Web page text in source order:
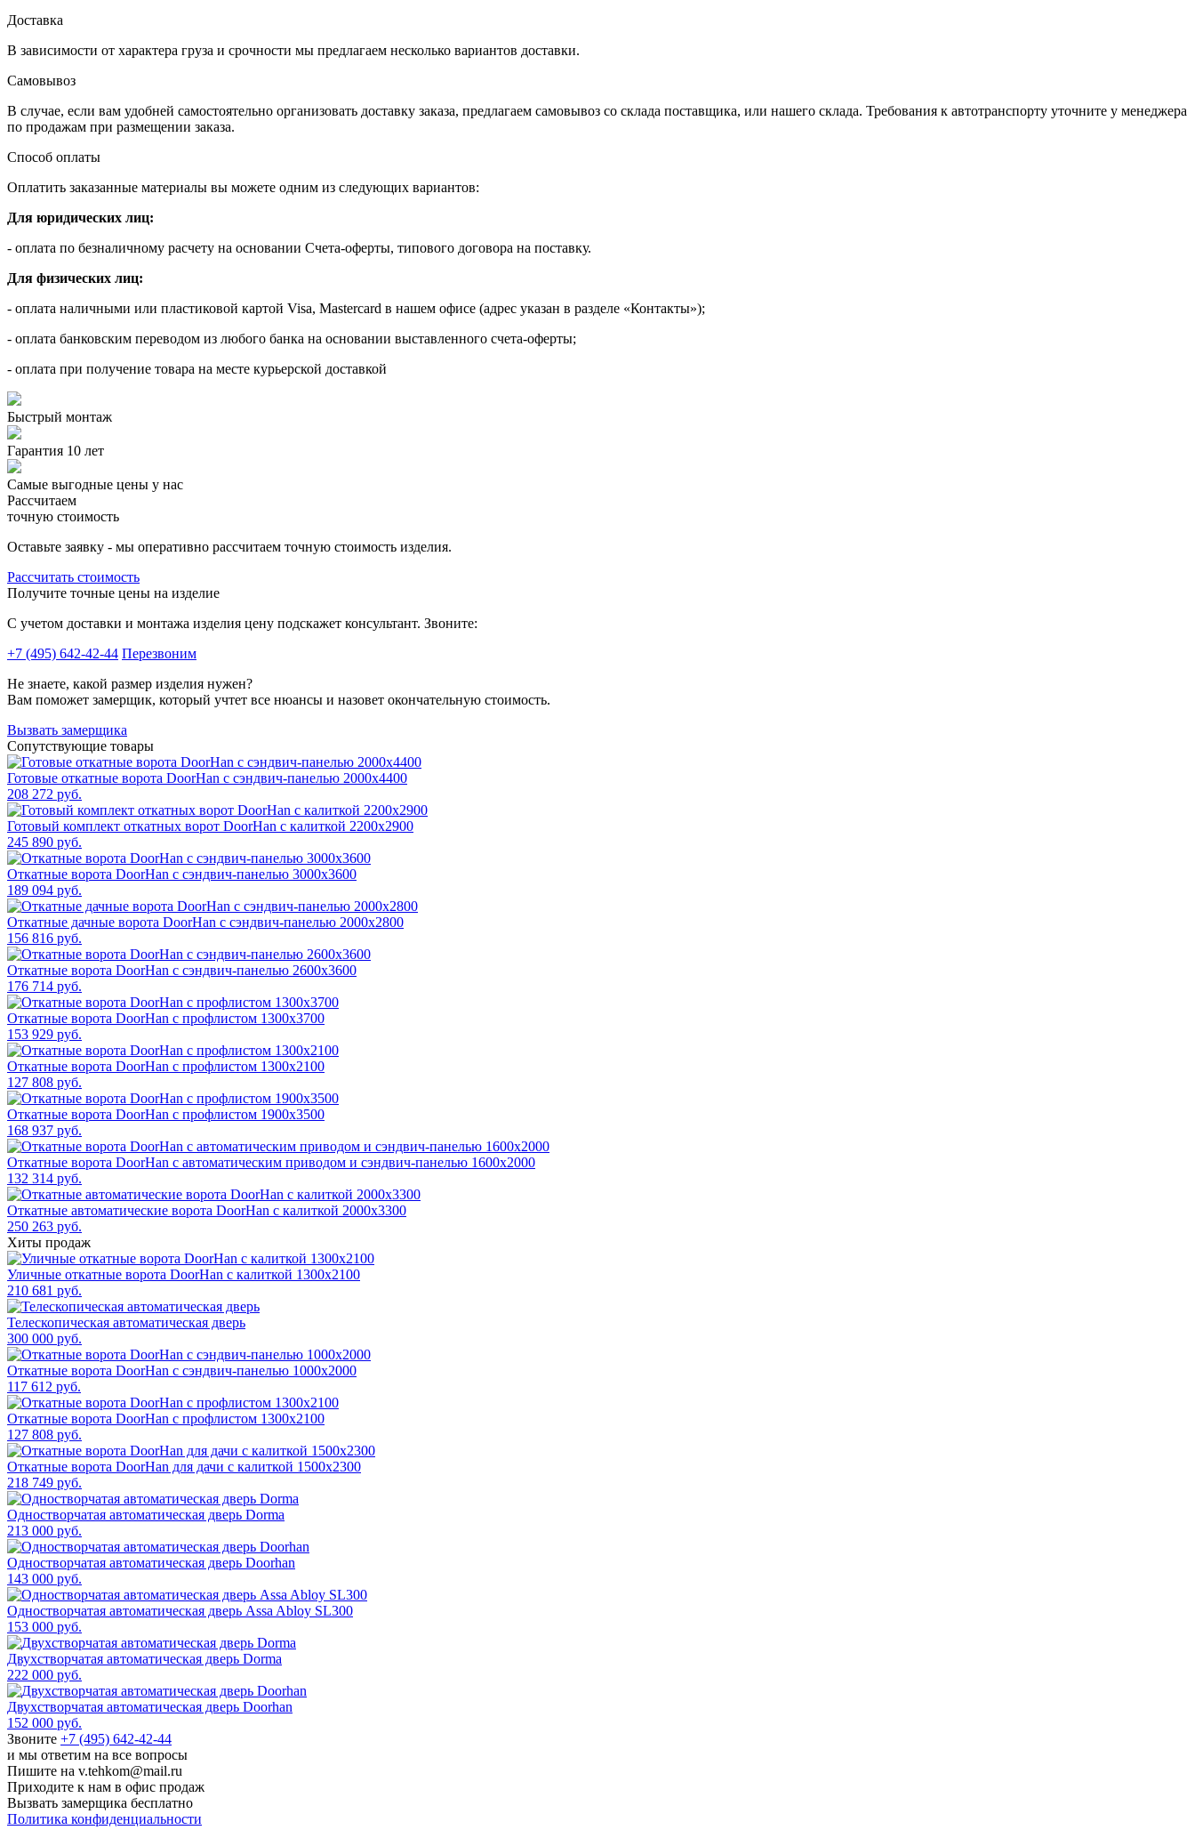
Доставка
В зависимости от характера груза и срочности мы предлагаем несколько вариантов доставки.
Самовывоз
В случае, если вам удобней самостоятельно организовать доставку заказа, предлагаем самовывоз со склада поставщика, или нашего склада. Требования к автотранспорту уточните у менеджера
по продажам при размещении заказа.
Способ оплаты
Оплатить заказанные материалы вы можете одним из следующих вариантов:
Для юридических лиц:
- оплата по безналичному расчету на основании Счета-оферты, типового договора на поставку.
Для физических лиц:
- оплата наличными или пластиковой картой Visa, Mastercard в нашем офисе (адрес указан в разделе «Контакты»);
- оплата банковским переводом из любого банка на основании выставленного счета-оферты;
- оплата при получение товара на месте курьерской доставкой
Быстрый монтаж
Гарантия 10 лет
Самые выгодные цены у нас
Рассчитаем
точную стоимость
Оставьте заявку - мы оперативно рассчитаем точную стоимость изделия.
Рассчитать стоимость
Получите точные цены на изделие
C учетом доставки и монтажа изделия цену подскажет консультант. Звоните:
+7 (495) 642-42-44 Перезвоним
Не знаете, какой размер изделия нужен?
Вам поможет замерщик, который учтет все нюансы и назовет окончательную стоимость.
Вызвать замерщика
Сопутствующие товары
Готовые откатные ворота DoorHan с сэндвич-панелью 2000x4400
208 272 руб.
Готовый комплект откатных ворот DoorHan с калиткой 2200x2900
245 890 руб.
Откатные ворота DoorHan с сэндвич-панелью 3000x3600
189 094 руб.
Откатные дачные ворота DoorHan с сэндвич-панелью 2000x2800
156 816 руб.
Откатные ворота DoorHan с сэндвич-панелью 2600x3600
176 714 руб.
Откатные ворота DoorHan с профлистом 1300x3700
153 929 руб.
Откатные ворота DoorHan с профлистом 1300x2100
127 808 руб.
Откатные ворота DoorHan с профлистом 1900x3500
168 937 руб.
Откатные ворота DoorHan с автоматическим приводом и сэндвич-панелью 1600x2000
132 314 руб.
Откатные автоматические ворота DoorHan с калиткой 2000x3300
250 263 руб.
Хиты продаж
Уличные откатные ворота DoorHan с калиткой 1300х2100
210 681 руб.
Телескопическая автоматическая дверь
300 000 руб.
Откатные ворота DoorHan с сэндвич-панелью 1000x2000
117 612 руб.
Откатные ворота DoorHan с профлистом 1300x2100
127 808 руб.
Откатные ворота DoorHan для дачи с калиткой 1500x2300
218 749 руб.
Одностворчатая автоматическая дверь Dorma
213 000 руб.
Одностворчатая автоматическая дверь Doorhan
143 000 руб.
Одностворчатая автоматическая дверь Assa Abloy SL300
153 000 руб.
Двухстворчатая автоматическая дверь Dorma
222 000 руб.
Двухстворчатая автоматическая дверь Doorhan
152 000 руб.
Звоните +7 (495) 642-42-44
и мы ответим на все вопросы
Пишите на v.tehkom@mail.ru
Приходите к нам в офис продаж
Вызвать замерщика бесплатно
Политика конфиденциальности